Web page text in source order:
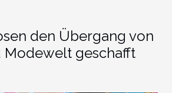
den Übergang von
Modewelt geschafft